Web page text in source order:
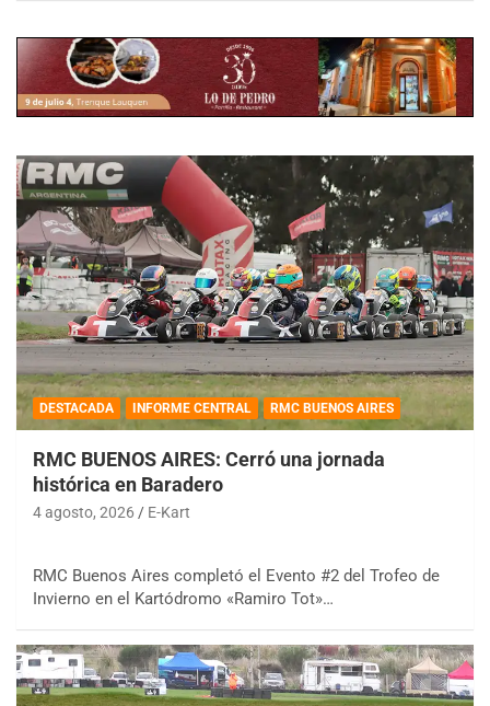
DESTACADA INFORME CENTRAL RMC BUENOS AIRES
RMC BUENOS AIRES: Cerró una jornada
histórica en Baradero
4 agosto, 2026 E-Kart
RMC Buenos Aires completó el Evento #2 del Trofeo de
Invierno en el Kartódromo «Ramiro Tot»…